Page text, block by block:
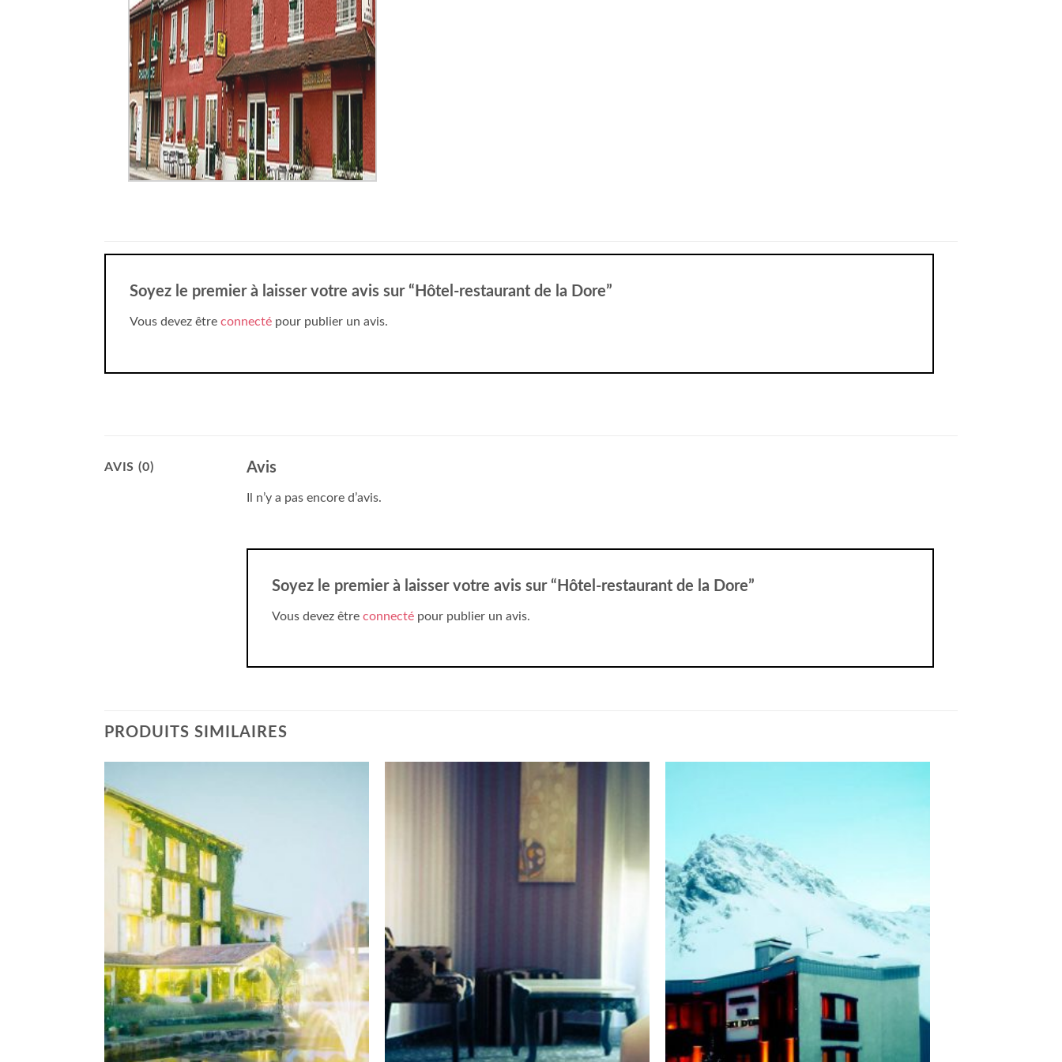
Soyez le premier à laisser votre avis sur “Hôtel-restaurant de la Dore”
Vous devez être connecté pour publier un avis.
AVIS (0) Avis
Il n’y a pas encore d’avis.
Soyez le premier à laisser votre avis sur “Hôtel-restaurant de la Dore”
Vous devez être connecté pour publier un avis.
PRODUITS SIMILAIRES